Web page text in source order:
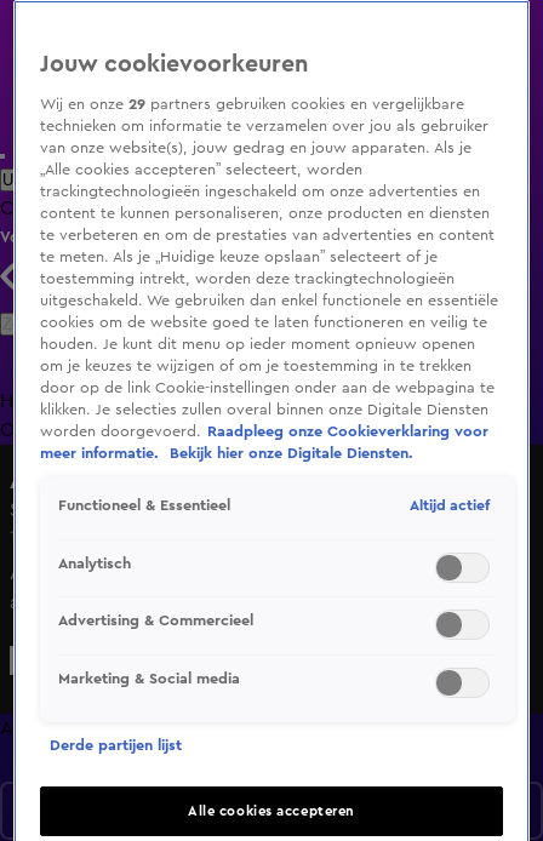
Uitzending Gemist Populaire programma's Zenders Genres
ClipsFilmsRadioSmart TV inlogShop
Volg KIJK
Zoeken
HomeUitzending Gemist Programma's De Bondgenoten
OranjezomerLivestreamsShop
AutoWeek TV
Seizoen 1, aflevering 92
15 juli 2017, 01:35
AutoWeek TV laat een compilatie zien met de allerbeste
autovideo’s gemaakt door de AutoWeek redactie.
Afleveringen
Jouw cookievoorkeuren
Wij en onze29 partners gebruiken cookies en vergelijkbare
technieken om informatie te verzamelen over jou als gebruiker
van onze website(s), jouw gedrag en jouw apparaten. Als je
„Alle cookies accepteren” selecteert, worden
trackingtechnologieën ingeschakeld om onze advertenties en
content te kunnen personaliseren, onze producten en diensten
te verbeteren en om de prestaties van advertenties en content
te meten. Als je „Huidige keuze opslaan” selecteert of je
toestemming intrekt, worden deze trackingtechnologieën
uitgeschakeld. We gebruiken dan enkel functionele en essentiële
cookies om de website goed te laten functioneren en veilig te
houden. Je kunt dit menu op ieder moment opnieuw openen
om je keuzes te wijzigen of om je toestemming in te trekken
door op de link Cookie-instellingen onder aan de webpagina te
klikken. Je selecties zullen overal binnen onze Digitale Diensten
worden doorgevoerd.
Raadpleeg onze Cookieverklaring voor
meer informatie.
Bekijk hier onze Digitale Diensten.
Functioneel & Essentieel Altijd actief
Analytisch
Advertising & Commercieel
Marketing & Social media
Derde partijen lijst
Alle cookies accepteren